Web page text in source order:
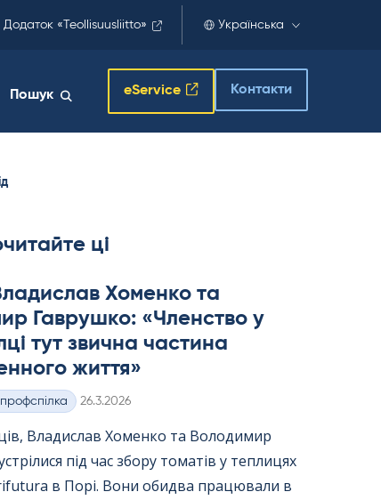
Додаток «Teollisuusliitto» Українська
Пошук eService Контакти
ці
Хоменко та
Гаврушко: «Членство у
тут звична частина
життя»
Kirjoitettu
26.3.2026
Владислав Хоменко та Володимир
під час збору томатів у теплицях
в Порі. Вони обидва працювали в